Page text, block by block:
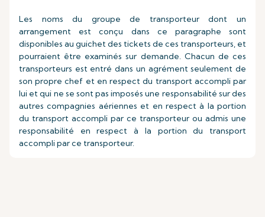
Les noms du groupe de transporteur dont un
arrangement est conçu dans ce paragraphe sont
disponibles au guichet des tickets de ces transporteurs, et
pourraient être examinés sur demande. Chacun de ces
transporteurs est entré dans un agrément seulement de
son propre chef et en respect du transport accompli par
lui et qui ne se sont pas imposés une responsabilité sur des
autres compagnies aériennes et en respect à la portion
du transport accompli par ce transporteur ou admis une
responsabilité en respect à la portion du transport
accompli par ce transporteur.